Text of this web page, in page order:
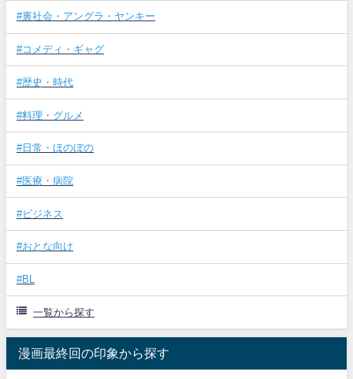
#裏社会・アングラ・ヤンキー
#コメディ・ギャグ
#歴史・時代
#料理・グルメ
#日常・ほのぼの
#医療・病院
#ビジネス
#おとな向け
#BL
一覧から探す
漫画最終回の印象から探す